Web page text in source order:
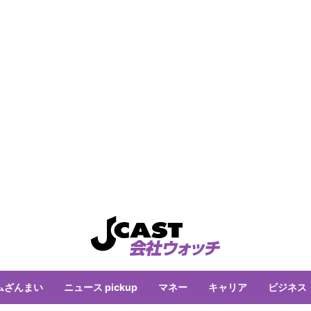
ざんまい ニュース pickup マネー キャリア ビジネス